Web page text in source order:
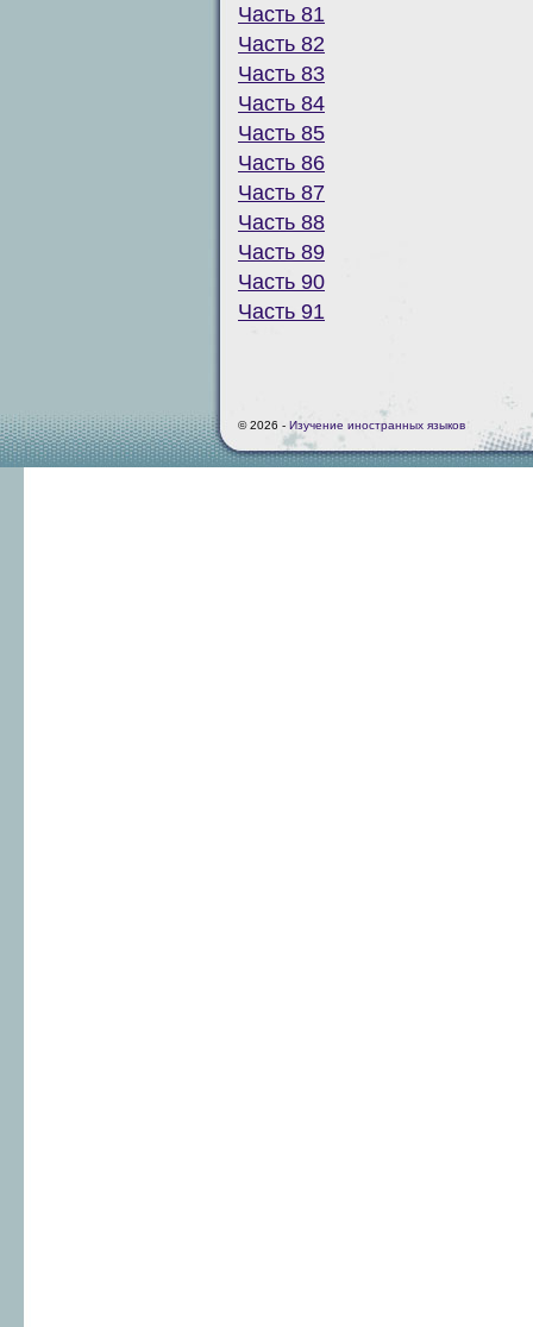
Часть 81
Часть 82
Часть 83
Часть 84
Часть 85
Часть 86
Часть 87
Часть 88
Часть 89
Часть 90
Часть 91
© 2026 - Изучение иностранных языков